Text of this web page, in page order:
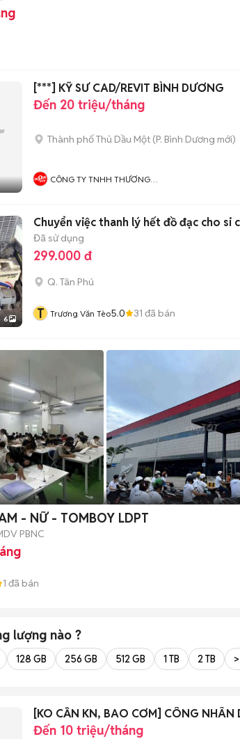
[***] KỸ SƯ CAD/REVIT BÌNH DƯƠNG
Đến 20 triệu/tháng
Thành phố Thủ Dầu Một (P. Bình Dương mới)
CÔNG TY TNHH THƯƠNG
6
Chuyển việc thanh lý hết đồ đạc cho si
Đã sử dụng
299.000 đ
Q. Tân Phú
T Trương Văn Tèo5.0 31 đã bán
- NỮ - TOMBOY LDPT
PBNC
1 đã bán
lượng nào ?
128 GB 256 GB 512 GB 1 TB 2 TB
[KO CẦN KN, BAO CƠM] CÔNG NHÂN
Đến 10 triệu/tháng